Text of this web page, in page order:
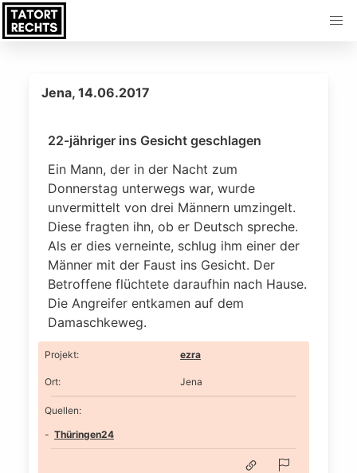
Jena, 14.06.2017
22-jähriger ins Gesicht geschlagen
Ein Mann, der in der Nacht zum
Donnerstag unterwegs war, wurde
unvermittelt von drei Männern umzingelt.
Diese fragten ihn, ob er Deutsch spreche.
Als er dies verneinte, schlug ihm einer der
Männer mit der Faust ins Gesicht. Der
Betroffene flüchtete daraufhin nach Hause.
Die Angreifer entkamen auf dem
Damaschkeweg.
Projekt: ezra
Ort: Jena
Quellen:
Thüringen24